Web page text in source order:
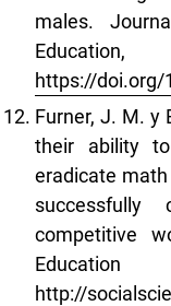
males.
https://doi.org/
Furner, J. M. y
their ability
eradicate
successfully
competitive
http://